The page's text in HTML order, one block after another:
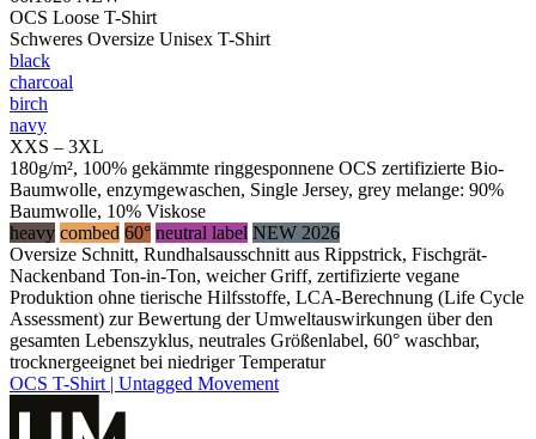
OCS Loose T-Shirt
Schweres Oversize Unisex T-Shirt
black
charcoal
birch
navy
XXS – 3XL
180g/m², 100% gekämmte ringgesponnene OCS zertifizierte Bio-
Baumwolle, enzymgewaschen, Single Jersey, grey melange: 90%
Baumwolle, 10% Viskose
heavy combed 60° neutral label NEW 2026
Oversize Schnitt, Rundhalsausschnitt aus Rippstrick, Fischgrät-
Nackenband Ton-in-Ton, weicher Griff, zertifizierte vegane
Produktion ohne tierische Hilfsstoffe, LCA-Berechnung (Life Cycle
Assessment) zur Bewertung der Umweltauswirkungen über den
gesamten Lebenszyklus, neutrales Größenlabel, 60° waschbar,
trocknergeeignet bei niedriger Temperatur
OCS T-Shirt | Untagged Movement